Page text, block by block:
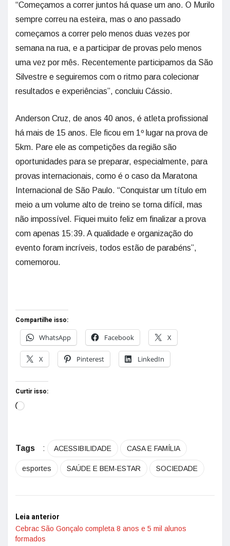
“Começamos a correr juntos há quase um ano. O Murilo
sempre correu na esteira, mas o ano passado
começamos a correr pelo menos duas vezes por
semana na rua, e a participar de provas pelo menos
uma vez por mês. Recentemente participamos da São
Silvestre e seguiremos com o ritmo para colecionar
resultados e experiências”, concluiu Cássio.
Anderson Cruz, de anos 40 anos, é atleta profissional
há mais de 15 anos. Ele ficou em 1º lugar na prova de
5km. Pare ele as competições da região são
oportunidades para se preparar, especialmente, para
provas internacionais, como é o caso da Maratona
Internacional de São Paulo. “Conquistar um título em
meio a um volume alto de treino se torna difícil, mas
não impossível. Fiquei muito feliz em finalizar a prova
com apenas 15:39. A qualidade e organização do
evento foram incríveis, todos estão de parabéns”,
comemorou.
Compartilhe isso:
WhatsApp
Facebook X
X Pinterest LinkedIn
Curtir isso:
Tags : ACESSIBILIDADE CASA E FAMÍLIA
esportes SAÚDE E BEM-ESTAR SOCIEDADE
Leia anterior
Cebrac São Gonçalo completa 8 anos e 5 mil alunos
formados